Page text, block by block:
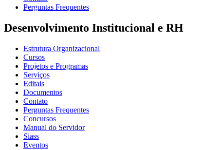
Perguntas Frequentes
Desenvolvimento Institucional e RH
Estrutura Organizacional
Cursos
Projetos e Programas
Serviços
Editais
Documentos
Contato
Perguntas Frequentes
Concursos
Manual do Servidor
Siass
Eventos